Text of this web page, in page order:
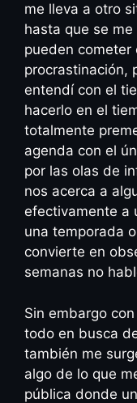
me lleva a otro
hasta que se
pueden cometer
procrastinación,
entendí con el
hacerlo en el
totalmente
agenda con el
por las olas de
nos acerca a
efectivamente a
una temporada
convierte en
semanas no
Sin embargo
todo en busca
también me
algo de lo que
pública donde